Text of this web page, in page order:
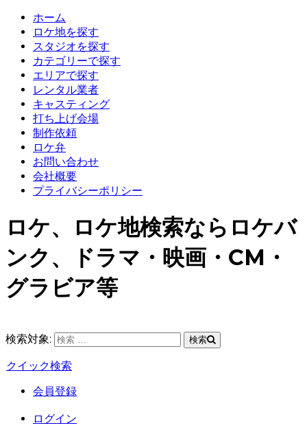
ホーム
ロケ地を探す
スタジオを探す
カテゴリーで探す
エリアで探す
レンタル業者
キャスティング
打ち上げ会場
制作依頼
ロケ弁
お問い合わせ
会社概要
プライバシーポリシー
ロケ、ロケ地検索ならロケバ
ンク、ドラマ・映画・CM・
グラビア等
検索対象: 検索
クイック検索
会員登録
ログイン